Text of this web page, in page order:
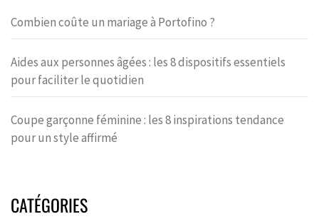
Combien coûte un mariage à Portofino ?
Aides aux personnes âgées : les 8 dispositifs essentiels
pour faciliter le quotidien
Coupe garçonne féminine : les 8 inspirations tendance
pour un style affirmé
CATÉGORIES